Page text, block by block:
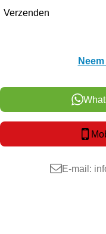
Verzenden
E-mail: